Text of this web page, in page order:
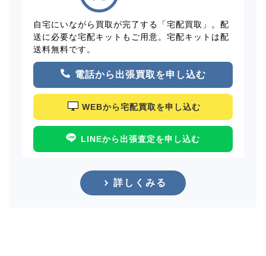
自宅にいながら買取が完了する「宅配買取」。配
送に必要な宅配キットもご用意。宅配キットは配
送料無料です。
電話から出張買取を申し込む
WEBから宅配買取を申し込む
LINEから出張査定を申し込む
詳しくみる